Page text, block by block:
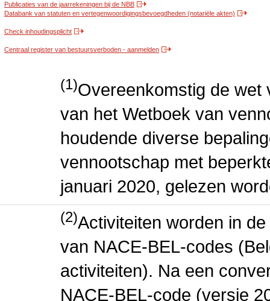
Publicaties van de jaarrekeningen bij de NBB
Databank van statuten en vertegenwoordigingsbevoegdheden (notariële akten)
Check inhoudingsplicht
Centraal register van bestuursverboden - aanmelden
(1)Overeenkomstig de wet
van het Wetboek van
houdende diverse
vennootschap met
januari 2020, gelezen
(2)Activiteiten worden in
van NACE-BEL-codes
activiteiten). Na een
NACE-BEL-code (versie